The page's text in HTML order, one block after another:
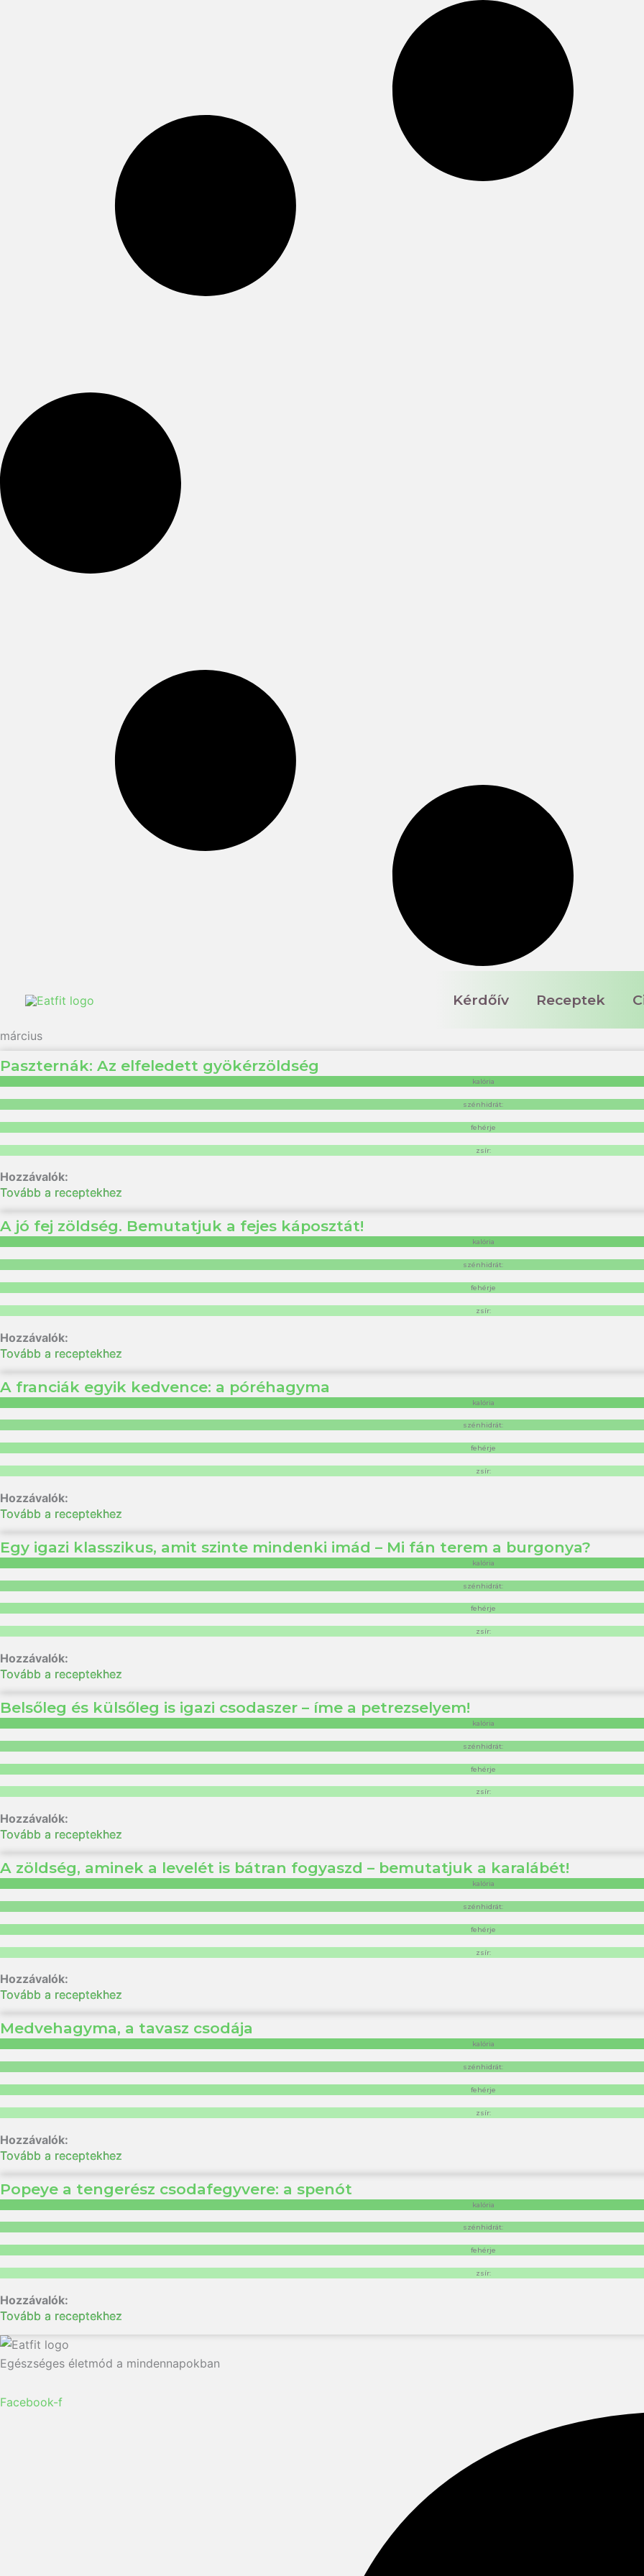
Kérdőív Receptek
március
Paszternák: Az elfeledett gyökérzöldség
kalória
szénhidrát:
fehérje
zsír:
Tovább a receptekhez
A jó fej zöldség. Bemutatjuk a fejes káposztát!
kalória
szénhidrát:
fehérje
zsír:
Tovább a receptekhez
A franciák egyik kedvence: a póréhagyma
kalória
szénhidrát:
fehérje
zsír:
Tovább a receptekhez
Egy igazi klasszikus, amit szinte mindenki imád – Mi fán terem a burgonya?
kalória
szénhidrát:
fehérje
zsír:
Tovább a receptekhez
Belsőleg és külsőleg is igazi csodaszer – íme a petrezselyem!
kalória
szénhidrát:
fehérje
zsír:
Tovább a receptekhez
A zöldség, aminek a levelét is bátran fogyaszd – bemutatjuk a karalábét!
kalória
szénhidrát:
fehérje
zsír:
Tovább a receptekhez
Medvehagyma, a tavasz csodája
kalória
szénhidrát:
fehérje
zsír:
Tovább a receptekhez
Popeye a tengerész csodafegyvere: a spenót
kalória
szénhidrát:
fehérje
zsír:
Tovább a receptekhez
Egészséges életmód a mindennapokban
Facebook-f